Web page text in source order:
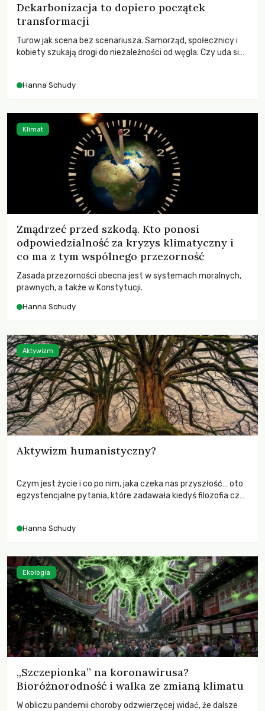
Dekarbonizacja to dopiero początek
transformacji
Turow jak scena bez scenariusza. Samorząd, społecznicy i
kobiety szukają drogi do niezależności od węgla. Czy uda się
Hanna Schudy
Zmądrzeć przed szkodą. Kto ponosi
odpowiedzialność za kryzys klimatyczny i
co ma z tym wspólnego przezorność
Zasada przezorności obecna jest w systemach moralnych,
prawnych, a także w Konstytucji.
Hanna Schudy
Klimat
Aktywizm humanistyczny?
Czym jest życie i co po nim, jaka czeka nas przyszłość… oto
egzystencjalne pytania, które zadawała kiedyś filozofia czy
Hanna Schudy
Aktywizm
„Szczepionka” na koronawirusa?
Bioróżnorodność i walka ze zmianą klimatu
W obliczu pandemii choroby odzwierzęcej widać, że dalsze
Ekologia